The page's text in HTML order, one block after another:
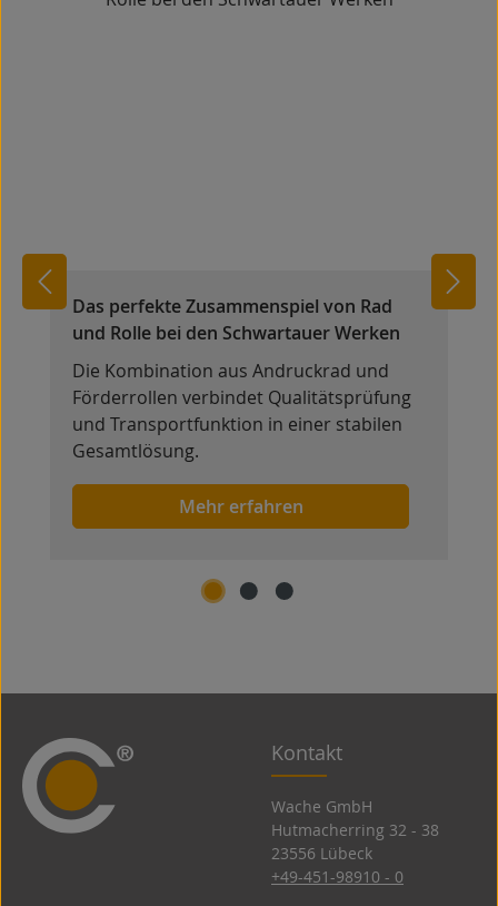
Das perfekte Zusammenspiel von Rad
und Rolle bei den Schwartauer Werken
Die Kombination aus Andruckrad und
Förderrollen verbindet Qua­li­täts­prüfung
und Trans­port­funktion in einer stabilen
Gesamtlösung.
Mehr erfahren
Kontakt
Wache GmbH
Hutmacherring 32 ­- 38
23556 Lübeck
+49-451-98910 - 0